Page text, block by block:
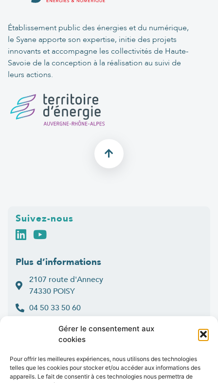
Gérer le consentement aux
cookies
Pour offrir les meilleures expériences, nous utilisons des technologies
telles que les cookies pour stocker et/ou accéder aux informations des
appareils. Le fait de consentir à ces technologies nous permettra de
Établissement public des énergies et du numérique,
le Syane apporte son expertise, initie des projets
innovants et accompagne les collectivités de Haute-
Savoie de la conception à la réalisation au suivi de
leurs actions.
Suivez-nous
Plus d’informations
2107 route d'Annecy
74330 POISY
04 50 33 50 60
Lun > jeu : 9h-12h et 14h-16h30
9h-12h et 14h-16h